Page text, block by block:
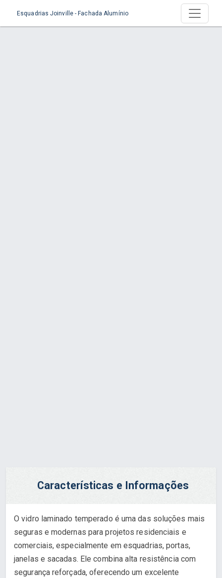
Esquadrias Joinville - Fachada Alumínio
Características e Informações
O vidro laminado temperado é uma das soluções mais
seguras e modernas para projetos residenciais e
comerciais, especialmente em esquadrias, portas,
janelas e sacadas. Ele combina alta resistência com
segurança reforçada, oferecendo um excelente